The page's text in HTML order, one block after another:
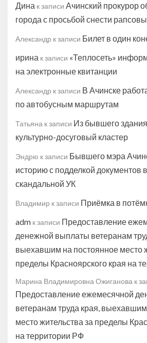
Дина к записи Ачинский прокурор
города с просьбой снести
Александр к записи Билет в один
ирина к записи «Теплосеть»
на электронные квитанции
Александр к записи В Ачинске
по автобусным маршрутам
Татьяна к записи Из бывшего
культурно-досуговый кластер
Эндрю к записи Бывшего мэра
историю с подделкой документов
скандальной УК
Владимир к записи Приёмка в
adm к записи Предоставление
денежной выплаты ветеранам
выехавшим на постоянное место
пределы Красноярского края на
Марина Владимировна Ожиганова к
Предоставление ежемесячной
ветеранам труда края,
место жительства за пределы
на территории РФ